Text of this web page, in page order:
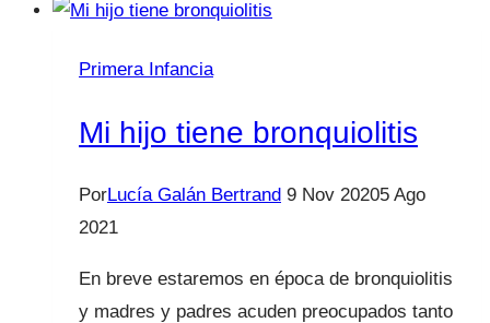
mocos
pecho
Primera Infancia
Mi hijo tiene bronquiolitis
PorLucía Galán Bertrand 9 Nov 20205 Ago
2021
En breve estaremos en época de bronquiolitis
y madres y padres acuden preocupados tanto